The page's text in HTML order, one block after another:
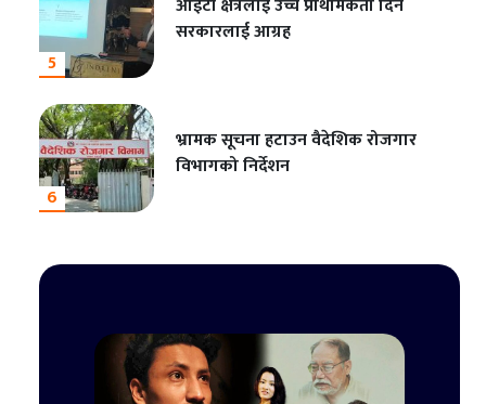
5
आईटी क्षेत्रलाई उच्च प्राथमिकता दिन
सरकारलाई आग्रह
6
भ्रामक सूचना हटाउन वैदेशिक रोजगार
विभागको निर्देशन